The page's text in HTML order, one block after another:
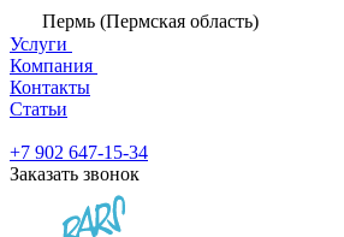
Пермь (Пермская область)
Услуги
Компания
Контакты
Статьи
+7 902 647-15-34
Заказать звонок